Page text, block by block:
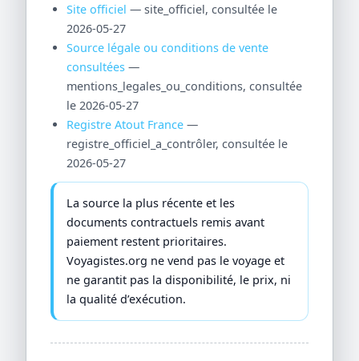
Site officiel — site_officiel, consultée le
2026-05-27
Source légale ou conditions de vente
consultées—
mentions_legales_ou_conditions, consultée
le 2026-05-27
Registre Atout France—
registre_officiel_a_contrôler, consultée le
2026-05-27
La source la plus récente et les
documents contractuels remis avant
paiement restent prioritaires.
Voyagistes.org ne vend pas le voyage et
ne garantit pas la disponibilité, le prix, ni
la qualité d’exécution.